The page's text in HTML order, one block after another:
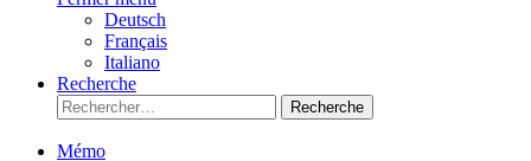
Deutsch
Français
Italiano
Recherche
Recherche
Mémo